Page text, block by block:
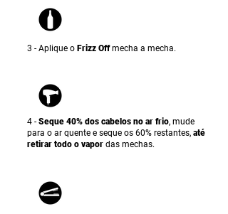
3 - Aplique o Frizz Offmecha a mecha.
4 - Seque 40% dos cabelos no ar frio, mude
para o ar quente e seque os 60% restantes, até
retirar todo o vapor das mechas.